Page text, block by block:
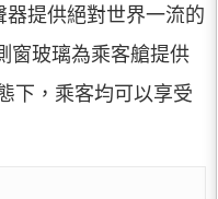
提供絕對世界一流的
窗玻璃為乘客艙提供
下，乘客均可以享受